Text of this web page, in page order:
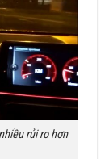
rủi ro hơn